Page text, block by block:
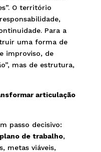
O território
Para a
uma forma de
improviso, de
mas de estrutura,
articulação
passo decisivo:
plano de trabalho,
metas viáveis,